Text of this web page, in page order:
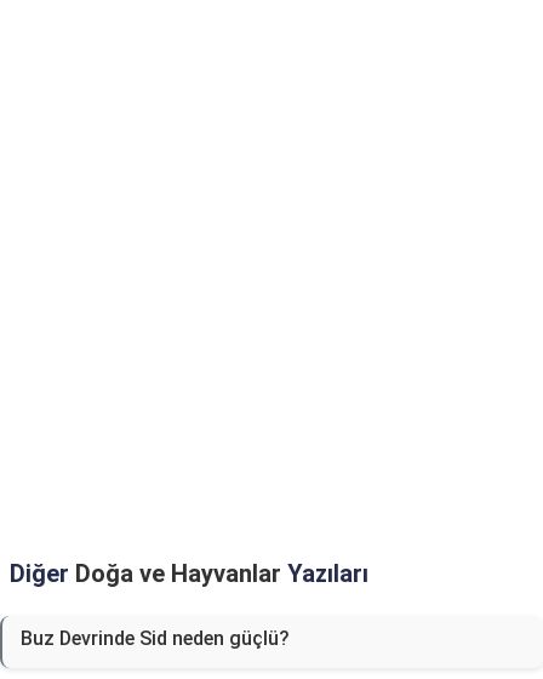
Diğer Doğa ve Hayvanlar Yazıları
Buz Devrinde Sid neden güçlü?